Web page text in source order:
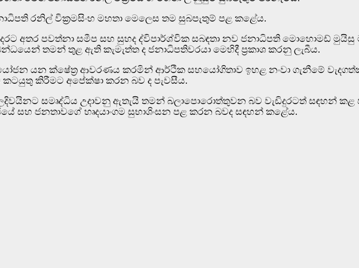
රනිල් වික්‍රමසිංහ මහතා මෙලෙස තම සුබපැතුම් පළ කළේය.
අතර පවත්නා සමීප සහ සුහද ද්විපාර්ශ්වික සබඳතා නව ජනාධිපති මොහොමඩ් මුයිසු
තමන් තුළ ඇති කැමැත්ත ද ජනාධිපතිවරයා මෙහිදී ප්‍රකාශ කරනු ලැබීය.
යන ක්ෂේත්‍ර ආවරණය කරමින් ආර්ථික සහයෝගිතාව ඉහළ නංවා ගැනීමේ
කිරීමට අපේක්ෂා කරන බව ද පැවසීය.
සමෘද්ධිය උදාවනු ඇතැයි තමන් බලාපොරොත්තුවන බව වැඩිදුරටත් සඳහන් කළ
සහ ජනතාවගේ හෘදයාංගම සුභාශිංසන පළ කරන බවද සඳහන් කළේය.